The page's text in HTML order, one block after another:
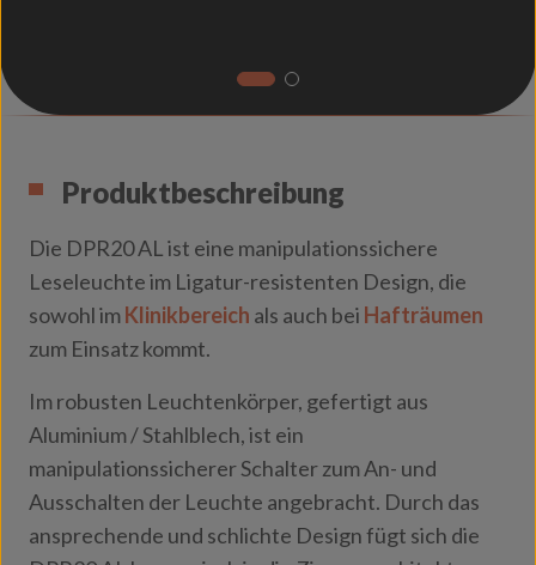
Produktbeschreibung
Die DPR20 AL ist eine manipulationssichere
Leseleuchte im Ligatur-resistenten Design, die
sowohl imKlinikbereich als auch bei Hafträumen
zum Einsatz kommt.
Im robusten Leuchtenkörper, gefertigt aus
Aluminium / Stahlblech, ist ein
manipulationssicherer Schalter zum An- und
Ausschalten der Leuchte angebracht. Durch das
ansprechende und schlichte Design fügt sich die